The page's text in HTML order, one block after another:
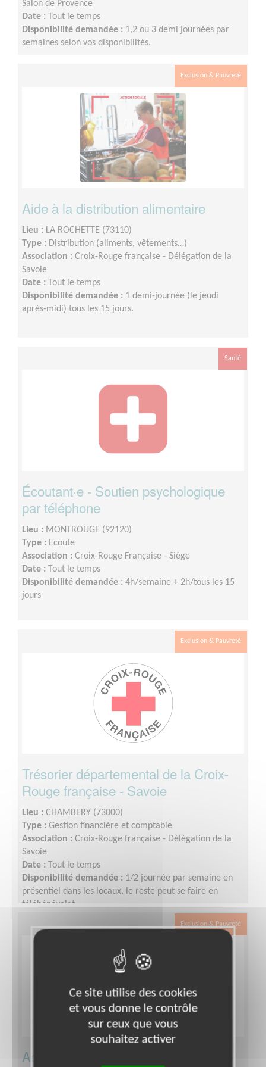
Salon de Provence
Date : Tout le temps
Disponibilité demandée : 1,2 ou 3 demi journées par
semaines selon vos disponibilités.
Exclusion & Pauvreté
Aide à la distribution alimentaire
Lieu : LA ROCHETTE (73110)
Type : Distribution (aliments, vêtements…)
Association : Croix-Rouge française - Délégation de la
Savoie
Date : Tout le temps
Disponibilité demandée : 1 demi-journée (le jeudi
après-midi) tous les 15 jours.
Santé
Écoutant·e - Soutien psychologique
par téléphone
Lieu : MONTROUGE (92120)
Type : Ecoute
Association : Croix-Rouge Française - Siège
Date : Tout le temps
Disponibilité demandée : 4h/semaine + 2h/tous les 15
jours
Exclusion & Pauvreté
Trésorier départemental de la Croix-
Rouge française - Savoie
Lieu : CHAMBERY (73000)
Type : Gestion financière et comptable
Association : Croix-Rouge française - Délégation de la
Savoie
Date : Tout le temps
Disponibilité demandée : 1/2 journée par semaine en
présentiel dans les locaux, le reste peut se faire en
télébénévolat.
Exclusion & Pauvreté
Accueil/ Orientation dans le cadre de
Ce site utilise des cookies
et vous donne le contrôle
sur ceux que vous
souhaitez activer